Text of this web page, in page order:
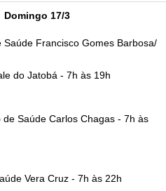
Domingo 17/3
Saúde Francisco Gomes Barbosa/
do Jatobá - 7h às 19h
de Saúde Carlos Chagas - 7h às
Vera Cruz - 7h às 22h